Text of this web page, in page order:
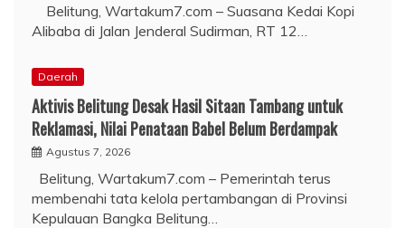
Belitung, Wartakum7.com – Suasana Kedai Kopi
Alibaba di Jalan Jenderal Sudirman, RT 12…
Daerah
Aktivis Belitung Desak Hasil Sitaan Tambang untuk
Reklamasi, Nilai Penataan Babel Belum Berdampak
Agustus 7, 2026
Belitung, Wartakum7.com – Pemerintah terus
membenahi tata kelola pertambangan di Provinsi
Kepulauan Bangka Belitung…